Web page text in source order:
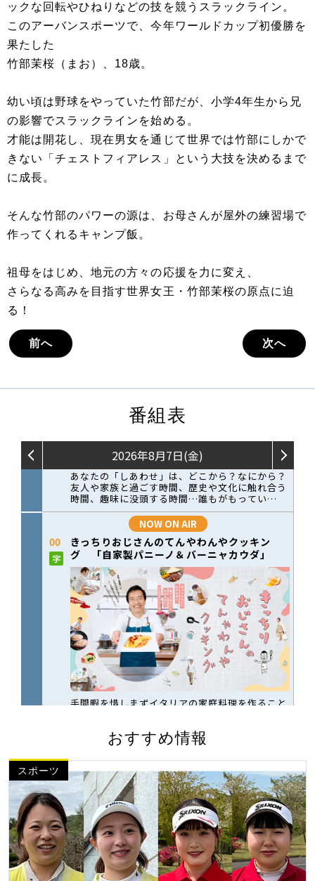
ックな回転やひねりなどの技を競うスラックライン。
このアーバンスポーツで、今年ワールドカップ初優勝を
果たした
竹部茉桜（まお）、18歳。
幼い頃は野球をやっていた竹部だが、小学4年生から兄
の影響でスラックラインを始める。
才能は開花し、現在男女を通じて世界では竹部にしかで
きない「チェストフィアレス」という大技を決めるまで
に成長。
そんな竹部のパワーの源は、お母さんが屋外の練習場で
作ってくれるキャンプ飯。
祖母をはじめ、地元の方々の応援を力に変え、
さらなる高みを目指す世界女王・竹部茉桜の原点に迫
る！
前へ 次へ
番組表
おすすめ情報
スポーツ